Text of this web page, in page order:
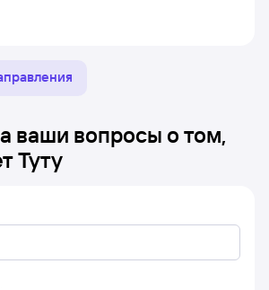
ваши вопросы о том,
Туту